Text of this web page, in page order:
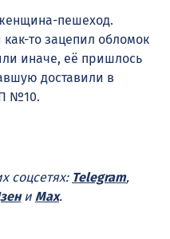
пешеход.
то зацепил обломок
иначе, её пришлось
доставили в
№10.
соцсетях: Telegram,
и Max.